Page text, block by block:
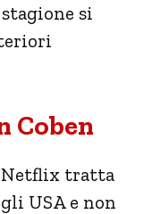
si
Coben
tratta
USA e non